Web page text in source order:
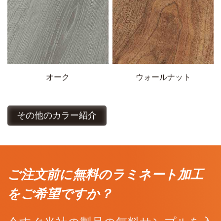
オーク ウォールナット
その他のカラー紹介
ご注文前に無料のラミネート加工
をご希望ですか？